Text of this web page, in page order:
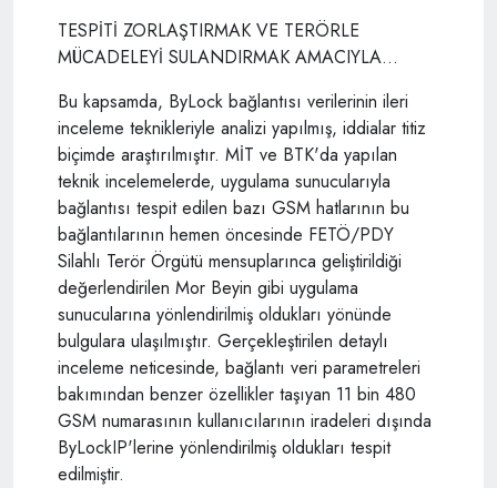
TESPİTİ ZORLAŞTIRMAK VE TERÖRLE
MÜCADELEYİ SULANDIRMAK AMACIYLA...
Bu kapsamda, ByLock bağlantısı verilerinin ileri
inceleme teknikleriyle analizi yapılmış, iddialar titiz
biçimde araştırılmıştır. MİT ve BTK'da yapılan
teknik incelemelerde, uygulama sunucularıyla
bağlantısı tespit edilen bazı GSM hatlarının bu
bağlantılarının hemen öncesinde FETÖ/PDY
Silahlı Terör Örgütü mensuplarınca geliştirildiği
değerlendirilen Mor Beyin gibi uygulama
sunucularına yönlendirilmiş oldukları yönünde
bulgulara ulaşılmıştır. Gerçekleştirilen detaylı
inceleme neticesinde, bağlantı veri parametreleri
bakımından benzer özellikler taşıyan 11 bin 480
GSM numarasının kullanıcılarının iradeleri dışında
ByLockIP'lerine yönlendirilmiş oldukları tespit
edilmiştir.